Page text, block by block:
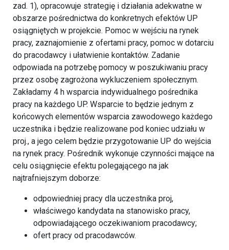
zad. 1), opracowuje strategię i działania adekwatne w
obszarze pośrednictwa do konkretnych efektów UP
osiągniętych w projekcie. Pomoc w wejściu na rynek
pracy, zaznajomienie z ofertami pracy, pomoc w dotarciu
do pracodawcy i ułatwienie kontaktów. Zadanie
odpowiada na potrzebę pomocy w poszukiwaniu pracy
przez osobę zagrożona wykluczeniem społecznym.
Zakładamy 4 h wsparcia indywidualnego pośrednika
pracy na każdego UP. Wsparcie to będzie jednym z
końcowych elementów wsparcia zawodowego każdego
uczestnika i będzie realizowane pod koniec udziału w
proj., a jego celem będzie przygotowanie UP do wejścia
na rynek pracy. Pośrednik wykonuje czynności mające na
celu osiągnięcie efektu polegającego na jak
najtrafniejszym doborze:
odpowiedniej pracy dla uczestnika proj,
właściwego kandydata na stanowisko pracy,
odpowiadającego oczekiwaniom pracodawcy;
ofert pracy od pracodawców.